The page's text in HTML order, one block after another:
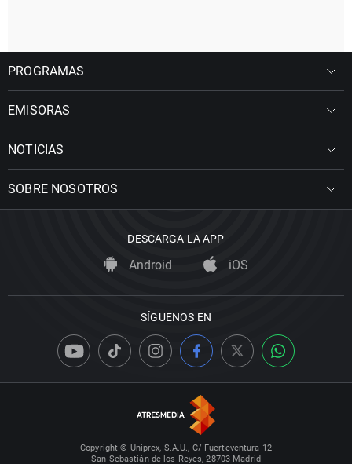
PROGRAMAS
EMISORAS
NOTICIAS
SOBRE NOSOTROS
DESCARGA LA APP
Android iOS
SÍGUENOS EN
Copyright © Uniprex, S.A.U., C/ Fuerteventura 12
San Sebastián de los Reyes, 28703 Madrid